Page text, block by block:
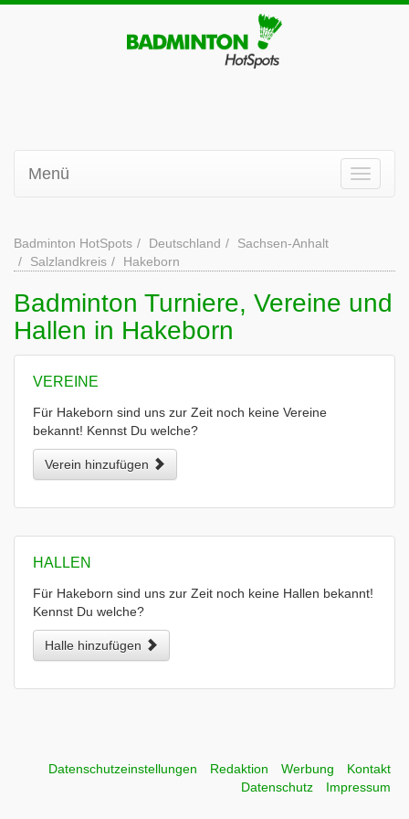
Menü
Badminton HotSpots Deutschland
Sachsen-Anhalt
Salzlandkreis
Hakeborn
Badminton Turniere, Vereine und
Hallen in Hakeborn
VEREINE
Für Hakeborn sind uns zur Zeit noch keine Vereine
bekannt! Kennst Du welche?
Verein hinzufügen
HALLEN
Für Hakeborn sind uns zur Zeit noch keine Hallen bekannt!
Kennst Du welche?
Halle hinzufügen
Datenschutzeinstellungen Redaktion Werbung
Kontakt
Datenschutz
Impressum